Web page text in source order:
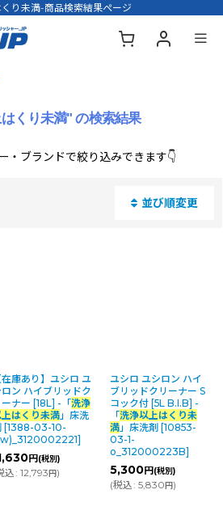
り未満-商品検索結果ページ
くり未満" の検索結果
・ブランドで絞り込みできます👇
並び順変更
在庫あり】ユシロ ユ
ロン ハイブリッドク
ーナー [18L] -「洗浄
はくり未満」床洗
[1388-03-10-
]
円 (税別)
込: 12,793円)
ユシロ ユシロン ハイ
ブリッドクリーナー S
コック付 [5L B.I.B] -
「洗浄以上はくり未
満」床洗剤 [10853-
03-1-
o_312000223B]
5,300円 (税別)
(税込: 5,830円)